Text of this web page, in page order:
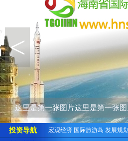
这里是第一张图片这里是第一张
<
投资导航 宏观经济 国际旅游岛 发展规划